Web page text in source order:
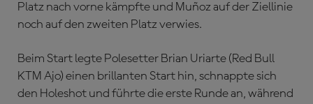
Platz nach vorne kämpfte und Muñoz auf der Ziellinie
noch auf den zweiten Platz verwies.
Beim Start legte Polesetter Brian Uriarte (Red Bull
KTM Ajo) einen brillanten Start hin, schnappte sich
den Holeshot und führte die erste Runde an, während